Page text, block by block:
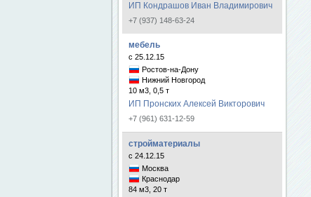
ИП Кондрашов Иван Владимирович
+7 (937) 148-63-24
мебель
с 25.12.15
Ростов-на-Дону
Нижний Новгород
10 м3, 0,5 т
ИП Пронских Алексей Викторович
+7 (961) 631-12-59
стройматериалы
с 24.12.15
Москва
Краснодар
84 м3, 20 т